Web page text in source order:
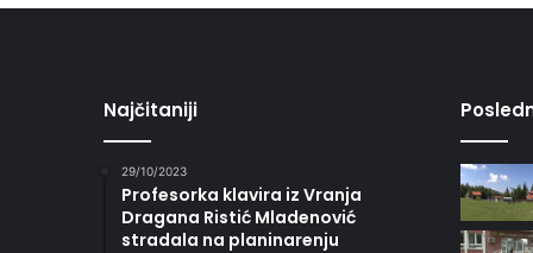
Najčitaniji
29/10/2023
Profesorka klavira iz Vranja
Dragana Ristić Mladenović
stradala na planinarenju